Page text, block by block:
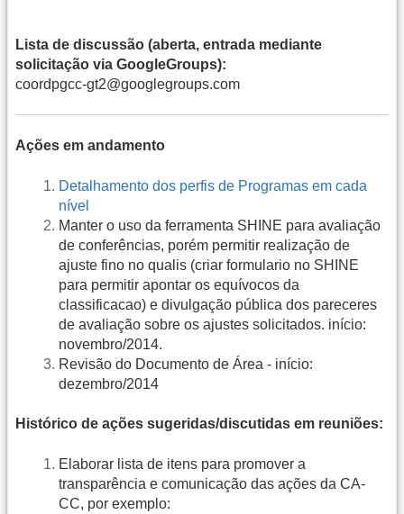
Lista de discussão (aberta, entrada mediante
solicitação via GoogleGroups):
coordpgcc-gt2@googlegroups.com
Ações em andamento
Detalhamento dos perfis de Programas em cada
nível
Manter o uso da ferramenta SHINE para avaliação
de conferências, porém permitir realização de
ajuste fino no qualis (criar formulario no SHINE
para permitir apontar os equívocos da
classificacao) e divulgação pública dos pareceres
de avaliação sobre os ajustes solicitados. início:
novembro/2014.
Revisão do Documento de Área - início:
dezembro/2014
Histórico de ações sugeridas/discutidas em reuniões:
Elaborar lista de itens para promover a
transparência e comunicação das ações da CA-
CC, por exemplo: